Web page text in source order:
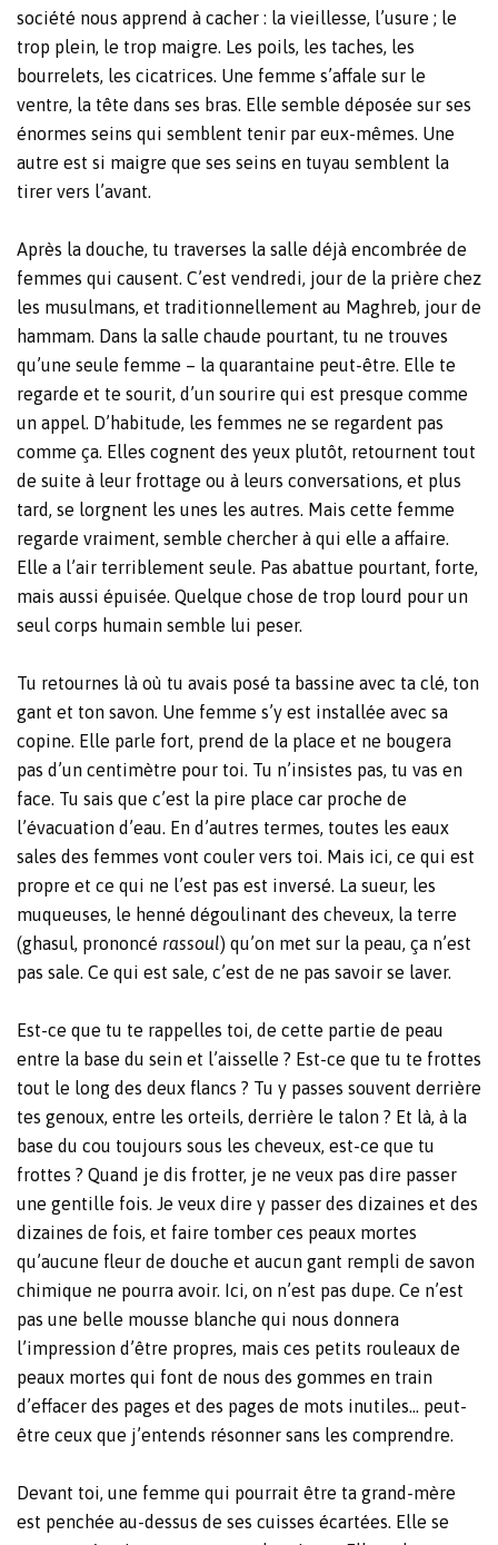
société nous apprend à cacher : la vieillesse, l’usure ; le
trop plein, le trop maigre. Les poils, les taches, les
bourrelets, les cicatrices. Une femme s’affale sur le
ventre, la tête dans ses bras. Elle semble déposée sur ses
énormes seins qui semblent tenir par eux-mêmes. Une
autre est si maigre que ses seins en tuyau semblent la
tirer vers l’avant.
Après la douche, tu traverses la salle déjà encombrée de
femmes qui causent. C’est vendredi, jour de la prière chez
les musulmans, et traditionnellement au Maghreb, jour de
hammam. Dans la salle chaude pourtant, tu ne trouves
qu’une seule femme – la quarantaine peut-être. Elle te
regarde et te sourit, d’un sourire qui est presque comme
un appel. D’habitude, les femmes ne se regardent pas
comme ça. Elles cognent des yeux plutôt, retournent tout
de suite à leur frottage ou à leurs conversations, et plus
tard, se lorgnent les unes les autres. Mais cette femme
regarde vraiment, semble chercher à qui elle a affaire.
Elle a l’air terriblement seule. Pas abattue pourtant, forte,
mais aussi épuisée. Quelque chose de trop lourd pour un
seul corps humain semble lui peser.
Tu retournes là où tu avais posé ta bassine avec ta clé, ton
gant et ton savon. Une femme s’y est installée avec sa
copine. Elle parle fort, prend de la place et ne bougera
pas d’un centimètre pour toi. Tu n’insistes pas, tu vas en
face. Tu sais que c’est la pire place car proche de
l’évacuation d’eau. En d’autres termes, toutes les eaux
sales des femmes vont couler vers toi. Mais ici, ce qui est
propre et ce qui ne l’est pas est inversé. La sueur, les
muqueuses, le henné dégoulinant des cheveux, la terre
(ghasul, prononcé rassoul) qu’on met sur la peau, ça n’est
pas sale. Ce qui est sale, c’est de ne pas savoir se laver.
Est-ce que tu te rappelles toi, de cette partie de peau
entre la base du sein et l’aisselle ? Est-ce que tu te frottes
tout le long des deux flancs ? Tu y passes souvent derrière
tes genoux, entre les orteils, derrière le talon ? Et là, à la
base du cou toujours sous les cheveux, est-ce que tu
frottes ? Quand je dis frotter, je ne veux pas dire passer
une gentille fois. Je veux dire y passer des dizaines et des
dizaines de fois, et faire tomber ces peaux mortes
qu’aucune fleur de douche et aucun gant rempli de savon
chimique ne pourra avoir. Ici, on n’est pas dupe. Ce n’est
pas une belle mousse blanche qui nous donnera
l’impression d’être propres, mais ces petits rouleaux de
peaux mortes qui font de nous des gommes en train
d’effacer des pages et des pages de mots inutiles… peut-
être ceux que j’entends résonner sans les comprendre.
Devant toi, une femme qui pourrait être ta grand-mère
est penchée au-dessus de ses cuisses écartées. Elle se